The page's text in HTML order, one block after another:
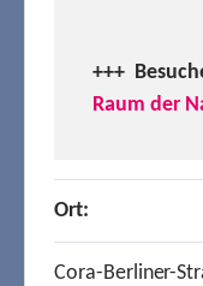
+++
Raum der
Ort:
Cora-Berliner-